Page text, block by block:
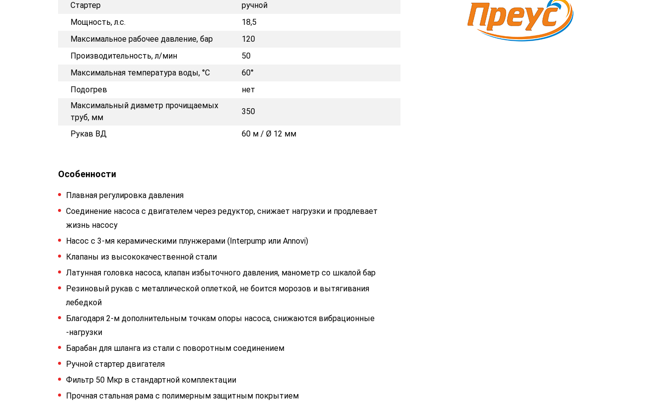
Стартер
ручной
Мощность, л.с.
18,5
Максимальное рабочее давление, бар
120
Производительность, л/мин
50
Максимальная температура воды, °C
60°
Подогрев
нет
Максимальный диаметр прочищаемых
труб, мм
350
Рукав ВД 60 м / Ø 12 мм
Особенности
Плавная регулировка давления
Соединение насоса с двигателем через редуктор, снижает нагрузки и продлевает
жизнь насосу
Насос с 3-мя керамическими плунжерами (Interpump или Annovi)
Клапаны из высококачественной стали
Латунная головка насоса, клапан избыточного давления, манометр со шкалой бар
Резиновый рукав с металлической оплеткой, не боится морозов и вытягивания
лебедкой
Благодаря 2-м дополнительным точкам опоры насоса, снижаются вибрационные
-нагрузки
Барабан для шланга из стали с поворотным соединением
Ручной стартер двигателя
Фильтр 50 Мкр в стандартной комплектации
Прочная стальная рама с полимерным защитным покрытием